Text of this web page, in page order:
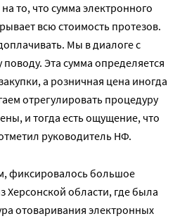
то, что сумма электронного
всю стоимость протезов.
Мы в диалоге с
Эта сумма определяется
а розничная цена иногда
отрегулировать процедуру
и тогда есть ощущение, что
руководитель НФ.
фиксировалось большое
Херсонской области, где была
отоваривания электронных